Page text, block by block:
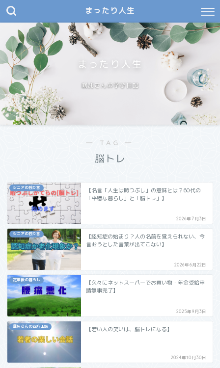
まったり人生
まったり人生
嘱託さんの学び日記
― TAG ―
脳トレ
シニアの独り言
【名言「人生は暇つぶし」の意味とは？60代の
「平穏な暮らし」と「脳トレ」】
2026年7月3日
シニアの独り言
【認知症の始まり？人の名前を覚えられない、今
言おうとした言葉が出てこない】
2026年6月22日
定年後の暮らし
【久々にネットスーパーでお買い物・年金受給申
請無事完了】
2025年9月3日
嘱託さんの四方山話 【若い人の笑いは、脳トレになる】
2024年10月30日